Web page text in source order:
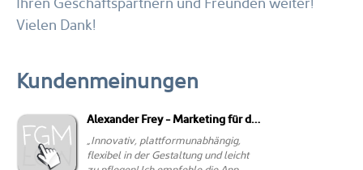
Vielen Dank!
Kundenmeinungen